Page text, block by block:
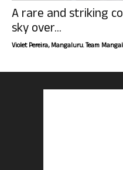
A rare and striking
sky over...
Violet Pereira, Mangaluru. Team